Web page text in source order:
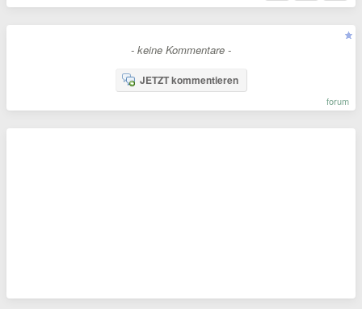
- keine Kommentare -
JETZT kommentieren
forum